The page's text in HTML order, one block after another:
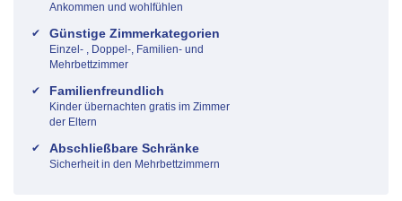
Ankommen und wohlfühlen
Günstige Zimmerkategorien
Einzel- , Doppel-, Familien- und
Mehrbettzimmer
Familienfreundlich
Kinder übernachten gratis im Zimmer
der Eltern
Abschließbare Schränke
Sicherheit in den Mehrbettzimmern